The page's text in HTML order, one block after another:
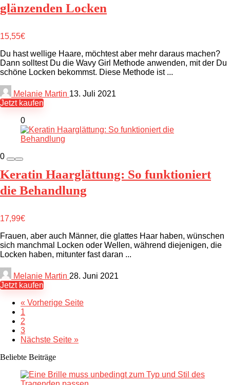
glänzenden Locken
15,55€
Du hast wellige Haare, möchtest aber mehr daraus machen?
Dann solltest Du die Wavy Girl Methode anwenden, mit der Du
schöne Locken bekommst. Diese Methode ist ...
Melanie Martin 13. Juli 2021
Jetzt kaufen
0
0
Keratin Haarglättung: So funktioniert
die Behandlung
17,99€
Frauen, aber auch Männer, die glattes Haar haben, wünschen
sich manchmal Locken oder Wellen, während diejenigen, die
Locken haben, mitunter fast daran ...
Melanie Martin 28. Juni 2021
Jetzt kaufen
« Vorherige Seite
1
2
3
Nächste Seite »
Beliebte Beiträge